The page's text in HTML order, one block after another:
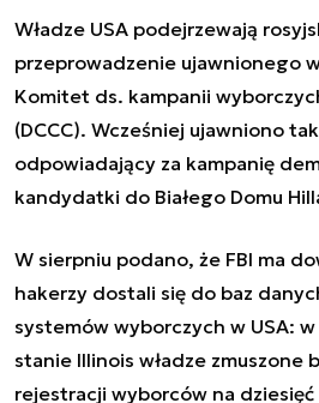
Władze USA podejrzewają
przeprowadzenie ujawnionego
Komitet ds. kampanii
(DCCC). Wcześniej ujawniono
odpowiadający za kampanię
kandydatki do Białego Domu
W sierpniu podano, że FBI ma
hakerzy dostali się do baz
systemów wyborczych w USA:
stanie Illinois władze zmuszone
rejestracji wyborców na